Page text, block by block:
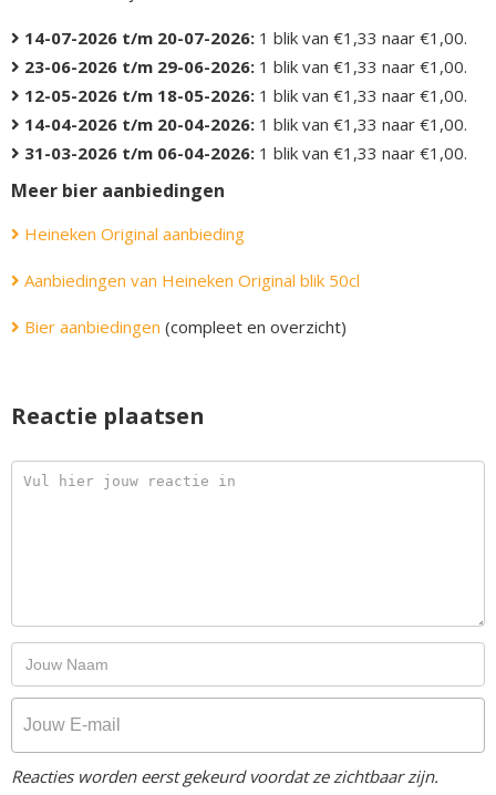
14-07-2026 t/m 20-07-2026: 1 blik van €1,33 naar €1,00.
23-06-2026 t/m 29-06-2026: 1 blik van €1,33 naar €1,00.
12-05-2026 t/m 18-05-2026: 1 blik van €1,33 naar €1,00.
14-04-2026 t/m 20-04-2026: 1 blik van €1,33 naar €1,00.
31-03-2026 t/m 06-04-2026: 1 blik van €1,33 naar €1,00.
Meer bier aanbiedingen
Heineken Original aanbieding
Aanbiedingen van Heineken Original blik 50cl
Bier aanbiedingen (compleet en overzicht)
Reactie plaatsen
Reacties worden eerst gekeurd voordat ze zichtbaar zijn.